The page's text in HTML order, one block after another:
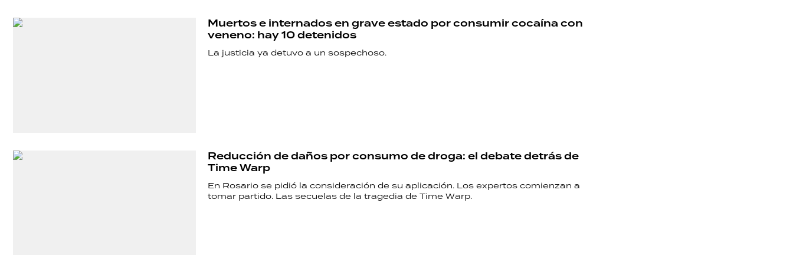
Muertos e internados en grave estado por consumir cocaína con
veneno: hay 10 detenidos
La justicia ya detuvo a un sospechoso.
Reducción de daños por consumo de droga: el debate detrás de
Time Warp
En Rosario se pidió la consideración de su aplicación. Los expertos comienzan a
tomar partido. Las secuelas de la tragedia de Time Warp.